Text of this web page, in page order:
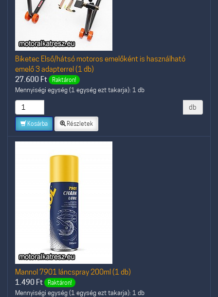
Biketec Első/hátsó motoros emelőként is használható
emelő 3 adapterrel (1 db)
27.600 Ft Raktáron!
Mennyiségi egység (1 egység ezt takarja): 1 db
db
Kosárba Részletek
Mannol 7901 láncspray 200ml (1 db)
1.490 Ft Raktáron!
Mennyiségi egység (1 egység ezt takarja): 1 db